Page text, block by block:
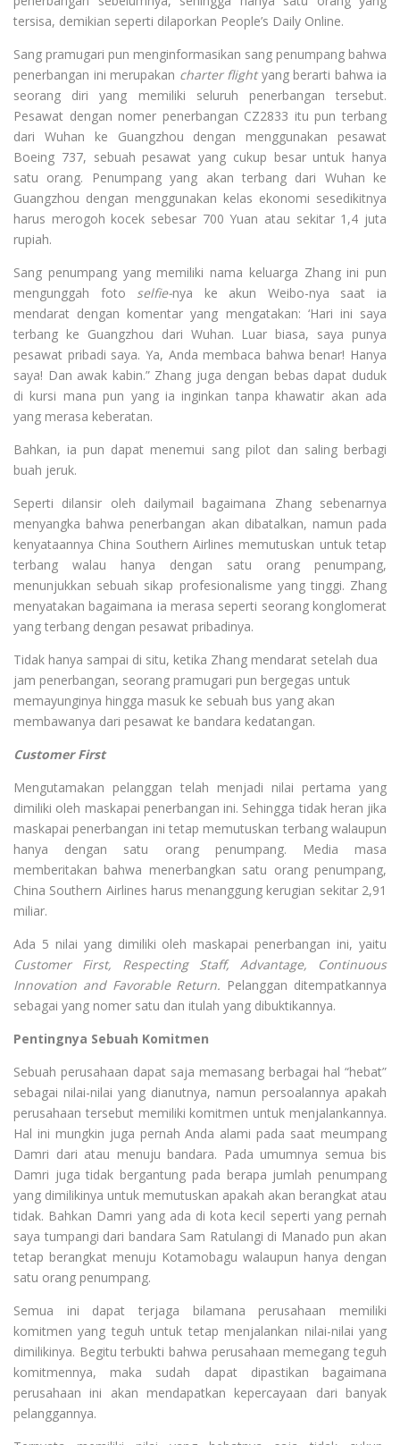
tersisa, demikian seperti dilaporkan People’s Daily Online.
Sang pramugari pun menginformasikan sang penumpang bahwa
penerbangan ini merupakan charter flightyang berarti bahwa ia
seorang diri yang memiliki seluruh penerbangan tersebut.
Pesawat dengan nomer penerbangan CZ2833 itu pun terbang
dari Wuhan ke Guangzhou dengan menggunakan pesawat
Boeing 737, sebuah pesawat yang cukup besar untuk hanya
satu orang. Penumpang yang akan terbang dari Wuhan ke
Guangzhou dengan menggunakan kelas ekonomi sesedikitnya
harus merogoh kocek sebesar 700 Yuan atau sekitar 1,4 juta
rupiah.
Sang penumpang yang memiliki nama keluarga Zhang ini pun
mengunggah foto selfie-nya ke akun Weibo-nya saat ia
mendarat dengan komentar yang mengatakan: ‘Hari ini saya
terbang ke Guangzhou dari Wuhan. Luar biasa, saya punya
pesawat pribadi saya. Ya, Anda membaca bahwa benar! Hanya
saya! Dan awak kabin.” Zhang juga dengan bebas dapat duduk
di kursi mana pun yang ia inginkan tanpa khawatir akan ada
yang merasa keberatan.
Bahkan, ia pun dapat menemui sang pilot dan saling berbagi
buah jeruk.
Seperti dilansir oleh dailymail bagaimana Zhang sebenarnya
menyangka bahwa penerbangan akan dibatalkan, namun pada
kenyataannya China Southern Airlines memutuskan untuk tetap
terbang walau hanya dengan satu orang penumpang,
menunjukkan sebuah sikap profesionalisme yang tinggi. Zhang
menyatakan bagaimana ia merasa seperti seorang konglomerat
yang terbang dengan pesawat pribadinya.
Tidak hanya sampai di situ, ketika Zhang mendarat setelah dua
jam penerbangan, seorang pramugari pun bergegas untuk
memayunginya hingga masuk ke sebuah bus yang akan
membawanya dari pesawat ke bandara kedatangan.
Customer First
Mengutamakan pelanggan telah menjadi nilai pertama yang
dimiliki oleh maskapai penerbangan ini. Sehingga tidak heran jika
maskapai penerbangan ini tetap memutuskan terbang walaupun
hanya dengan satu orang penumpang. Media masa
memberitakan bahwa menerbangkan satu orang penumpang,
China Southern Airlines harus menanggung kerugian sekitar 2,91
miliar.
Ada 5 nilai yang dimiliki oleh maskapai penerbangan ini, yaitu
Customer First, Respecting Staff, Advantage, Continuous
Innovation and Favorable Return. Pelanggan ditempatkannya
sebagai yang nomer satu dan itulah yang dibuktikannya.
Pentingnya Sebuah Komitmen
Sebuah perusahaan dapat saja memasang berbagai hal “hebat”
sebagai nilai-nilai yang dianutnya, namun persoalannya apakah
perusahaan tersebut memiliki komitmen untuk menjalankannya.
Hal ini mungkin juga pernah Anda alami pada saat meumpang
Damri dari atau menuju bandara. Pada umumnya semua bis
Damri juga tidak bergantung pada berapa jumlah penumpang
yang dimilikinya untuk memutuskan apakah akan berangkat atau
tidak. Bahkan Damri yang ada di kota kecil seperti yang pernah
saya tumpangi dari bandara Sam Ratulangi di Manado pun akan
tetap berangkat menuju Kotamobagu walaupun hanya dengan
satu orang penumpang.
Semua ini dapat terjaga bilamana perusahaan memiliki
komitmen yang teguh untuk tetap menjalankan nilai-nilai yang
dimilikinya. Begitu terbukti bahwa perusahaan memegang teguh
komitmennya, maka sudah dapat dipastikan bagaimana
perusahaan ini akan mendapatkan kepercayaan dari banyak
pelanggannya.